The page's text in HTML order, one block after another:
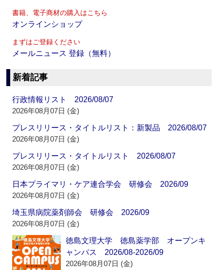
書籍、電子商材の購入はこちら
オンラインショップ
まずはご登録ください
メールニュース 登録（無料）
新着記事
行政情報リスト 2026/08/07
2026年08月07日 (金)
プレスリリース・タイトルリスト：新製品 2026/08/07
2026年08月07日 (金)
プレスリリース・タイトルリスト 2026/08/07
2026年08月07日 (金)
日本プライマリ・ケア連合学会 研修会 2026/09
2026年08月07日 (金)
埼玉県病院薬剤師会 研修会 2026/09
2026年08月07日 (金)
徳島文理大学 徳島薬学部 オープンキ
ャンパス 2026/08-2026/09
2026年08月07日 (金)